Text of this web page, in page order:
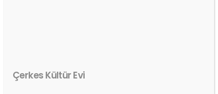
Çerkes Kültür Evi